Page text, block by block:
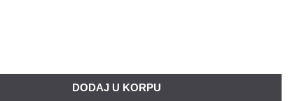
DODAJ U KORPU